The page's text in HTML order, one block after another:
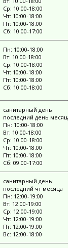
Ср: 10:00-18:00
Чт: 10:00-18:00
Пт: 10:00-18:00
Сб: 10:00-17:00
Пн: 10:00-18:00
Вт: 10:00-18:00
Ср: 10:00-18:00
Чт: 10:00-18:00
Пт: 10:00-18:00
Сб: 10:00-18:00
санитарный день:
последний день месяца
Пн: 10:00-18:00
Вт: 10:00-18:00
Ср: 10:00-18:00
Чт: 10:00-18:00
Пт: 10:00-18:00
Сб: 09:00-17:00
санитарный день:
последний чт месяца
Пн: 12:00-19:00
Вт: 12:00-19:00
Ср: 12:00-19:00
Чт: 12:00-19:00
Пт: 12:00-19:00
Вс: 12:00-18:00